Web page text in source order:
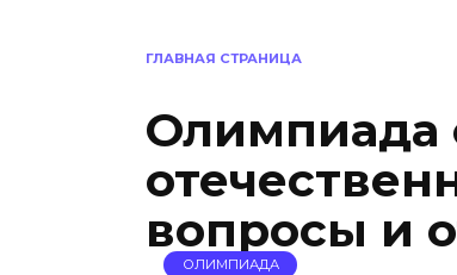
ГЛАВНАЯ СТРАНИЦА
Олимпиада
вопросы и
ОЛИМПИАДА